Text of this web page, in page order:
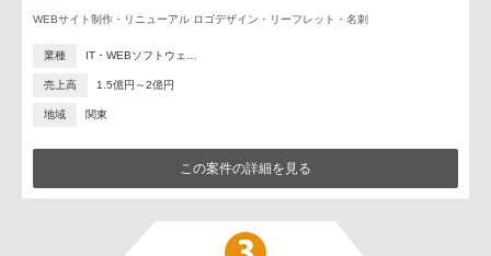
WEBサイト制作・リニューアル ロゴデザイン・リーフレット・名刺
業種 IT・WEBソフトウェ…
売上高 1.5億円～2億円
地域 関東
この案件の詳細を見る